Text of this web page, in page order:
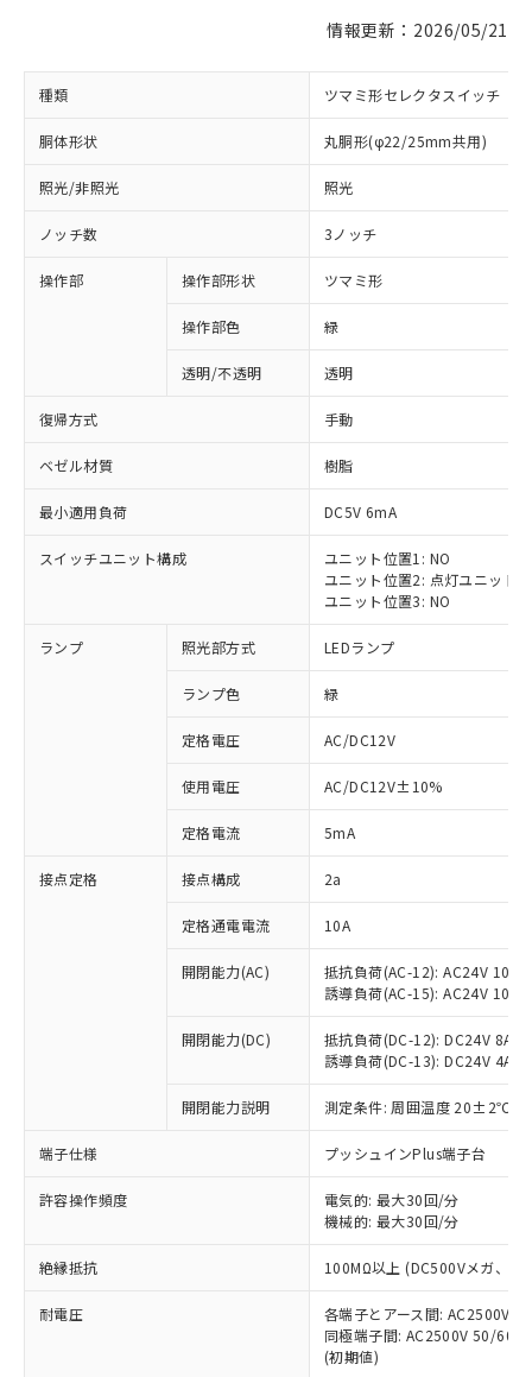
情報更新：2026/05/21
種類 ツマミ形セレクタスイッチ
胴体形状 丸胴形(φ22/25mm共用)
照光/非照光 照光
ノッチ数 3ノッチ
操作部 操作部形状 ツマミ形
操作部色 緑
透明/不透明 透明
復帰方式 手動
ベゼル材質 樹脂
最小適用負荷 DC5V 6mA
スイッチユニット構成
ユニット位置1: NO
ユニット位置2: 点灯ユニット
ユニット位置3: NO
ランプ 照光部方式 LEDランプ
ランプ色 緑
定格電圧 AC/DC12V
使用電圧 AC/DC12V±10%
定格電流 5mA
接点定格 接点構成 2a
定格通電電流 10A
開閉能力(AC)
抵抗負荷(AC-12): AC24V 10A/
誘導負荷(AC-15): AC24V
開閉能力(DC)
抵抗負荷(DC-12): DC24V 8A/
誘導負荷(DC-13): DC24V 4A/
開閉能力説明 測定条件: 周囲温度 20±2℃、
端子仕様 プッシュインPlus端子台
許容操作頻度
電気的: 最大30回/分
機械的: 最大30回/分
絶縁抵抗 100MΩ以上 (DC500Vメガ、点
耐電圧
各端子とアース間: AC2500V
同極端子間: AC2500V 50/
(初期値)
ご利用条件
以下の条件をお読みいただき、同意のうえ
ご利用ください。
本サービスは、当社制御機器事業取扱
商品の当社在庫状況および標準価格
(税抜)を提供させていただくもので
当社制御機器事業取扱商品の中には、
本サービスの対象外となる商品もある
ことをご了承ください。
在庫状況および標準価格照会結果は、
記載している更新日時点での社内デー
タに基づき作成されるものであり、閲
覧された時点での実際の在庫および標
準価格とは異なる場合があることをご
※1 対応状況
対応済み：EU RoHS指令（10物質）の
非含有に対応した製品が提供可能な商品で
す。
対応予定：EU RoHS指令（10物質）の非含
有に対応した製品に切り替える予定のある
対応予定なし：EU RoHS指令（10物質）の
非含有に非対応の商品で、対応品を出す予
定はありません。
調査・確認中：EU RoHS指令（10物質）の
非含有の対応状況を調査中または確認中の
非該当品：ライセンス料など無形物で、有
害物質有無と関係のない商品です。
仕入先様の事情により、非含有部品として
いたものが、含有品と判明した場合などや
むを得ず変更することがあります。
六価クロム(Cr(Ⅵ)) 1000ppm以下、ポリ臭化ビフェニル
類(PBB) 1000ppm以下、ポリ臭化ジフェニルエーテル類
「○」：最大均質材料含有率が中国RoHSの
基準値以下であることを示します。
「×」：最大均質材料含有率が中国RoHSの
基準値を超えていることを示します。
「－」：未確認です。当社販売部門へお問
*中国RoHS10物質の基準値 (GB/T26572)：
Pb(鉛) :1000ppm、 Hg(水銀) : 1000ppm、 Cd(カドミウ
Cr(Ⅵ)(六価クロム) : 1000ppm、 PBBs(ポリ臭化ビフェ
当社は、これら貴社製品のうち、外国
為替および外国貿易法に定める商品
（以下｢規制貨物等」という）を輸出
または国外への提供する場合は、日本
国政府の輸出許可(または役務取引許
可)を取得するなどの必要な手続きを